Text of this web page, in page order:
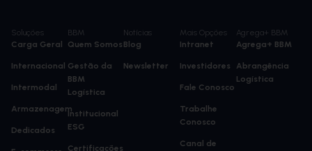
Soluções
Carga Geral
Internacional
Intermodal
Armazenagem
Dedicados
BBM
Quem Somos
Gestão da
BBM
Logística
Institucional
ESG
Certificações
Notícias
Blog
Newsletter
Agrega+ BBM
Agrega+ BBM
Abrangência
Logística
Mais Opções
Intranet
Investidores
Fale Conosco
Trabalhe
Conosco
Canal de